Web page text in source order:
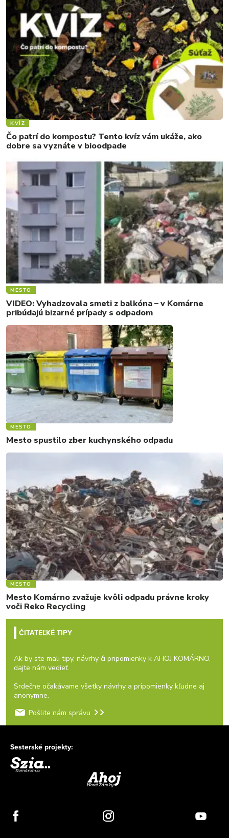
KVÍZ
Čo patrí do kompostu? Tento kvíz vám ukáže, ako
dobre sa vyznáte v bioodpade
MESTO
VIDEO: Vyhadzovala smeti z balkóna – v Komárne
pribúdajú bizarné prípady s odpadom
MESTO
Mesto spustilo zber kuchynského odpadu
MESTO
Mesto Komárno zvažuje kvôli odpadu právne kroky
voči Reko Recycling
ČITATEĽKÉ TIPY
Ak by ste mali tipy, návrhy či pripomienky k AHOJ KOMÁRNO,
dajte nám vedieť.
Srdečne očakávame všetky návrhy a pripomienky kľudne aj
anonymne.
Pošlite nám správu
Sesterské projekty: